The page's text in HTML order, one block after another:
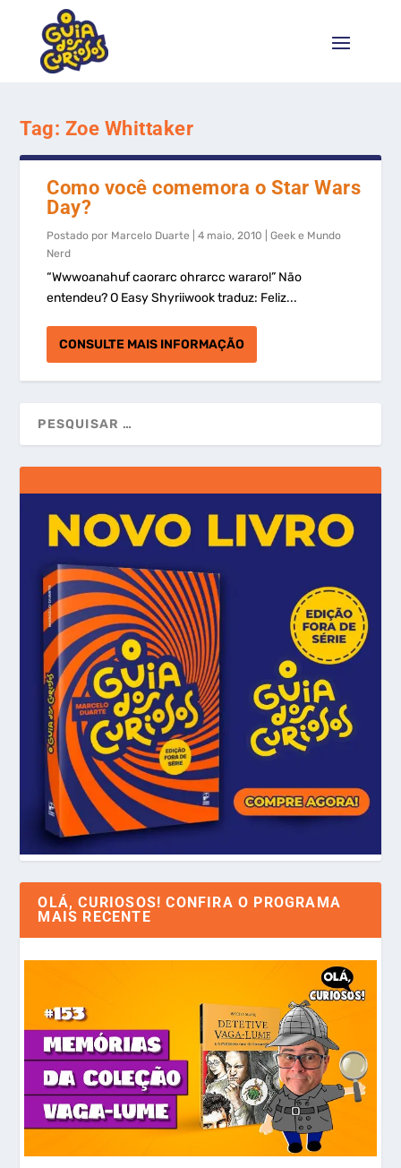
Tag: Zoe Whittaker
Como você comemora o Star Wars
Day?
Postado por Marcelo Duarte |4 maio, 2010 |Geek e Mundo
Nerd
“Wwwoanahuf caorarc ohrarcc wararo!” Não
entendeu? O Easy Shyriiwook traduz: Feliz...
CONSULTE MAIS INFORMAÇÃO
OLÁ, CURIOSOS! CONFIRA O PROGRAMA
MAIS RECENTE